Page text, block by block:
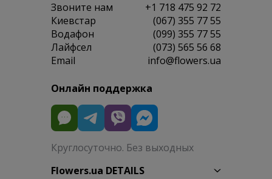
Звоните нам
+1 718 475 92 72
Киевстар
(067) 355 77 55
Водафон
(099) 355 77 55
Лайфсел
(073) 565 56 68
Email
info@flowers.ua
Онлайн поддержка
Круглосуточно. Без выходных
Flowers.ua DETAILS